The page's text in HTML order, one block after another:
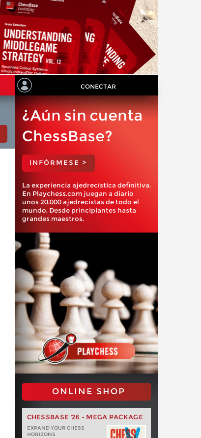
CONECTAR
¿Aún sin cuenta
ChessBase?
INFÓRMESE >
La experiencia ajedrecística definitiva.
En Playchess.com juegan a diario
unos 20.000 ajedrecistas de todo el
mundo. Desde principiantes hasta
grandes maestros.
ONLINE SHOP
CHESSBASE '26 - MEGA PACKAGE
EXPAND YOUR CHESS
HORIZONS